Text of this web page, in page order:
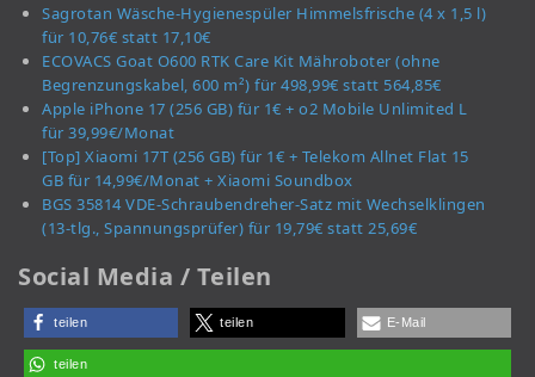
Sagrotan Wäsche-Hygienespüler Himmelsfrische (4 x 1,5 l)
für 10,76€ statt 17,10€
ECOVACS Goat O600 RTK Care Kit Mähroboter (ohne
Begrenzungskabel, 600 m²) für 498,99€ statt 564,85€
Apple iPhone 17 (256 GB) für 1€ + o2 Mobile Unlimited L
für 39,99€/Monat
[Top] Xiaomi 17T (256 GB) für 1€ + Telekom Allnet Flat 15
GB für 14,99€/Monat + Xiaomi Soundbox
BGS 35814 VDE-Schraubendreher-Satz mit Wechselklingen
(13-tlg., Spannungsprüfer) für 19,79€ statt 25,69€
Social Media / Teilen
teilen teilen E-Mail
teilen